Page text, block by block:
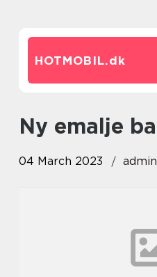
HOTMOBIL.dk
Ny emalje
04 March 2023 admin